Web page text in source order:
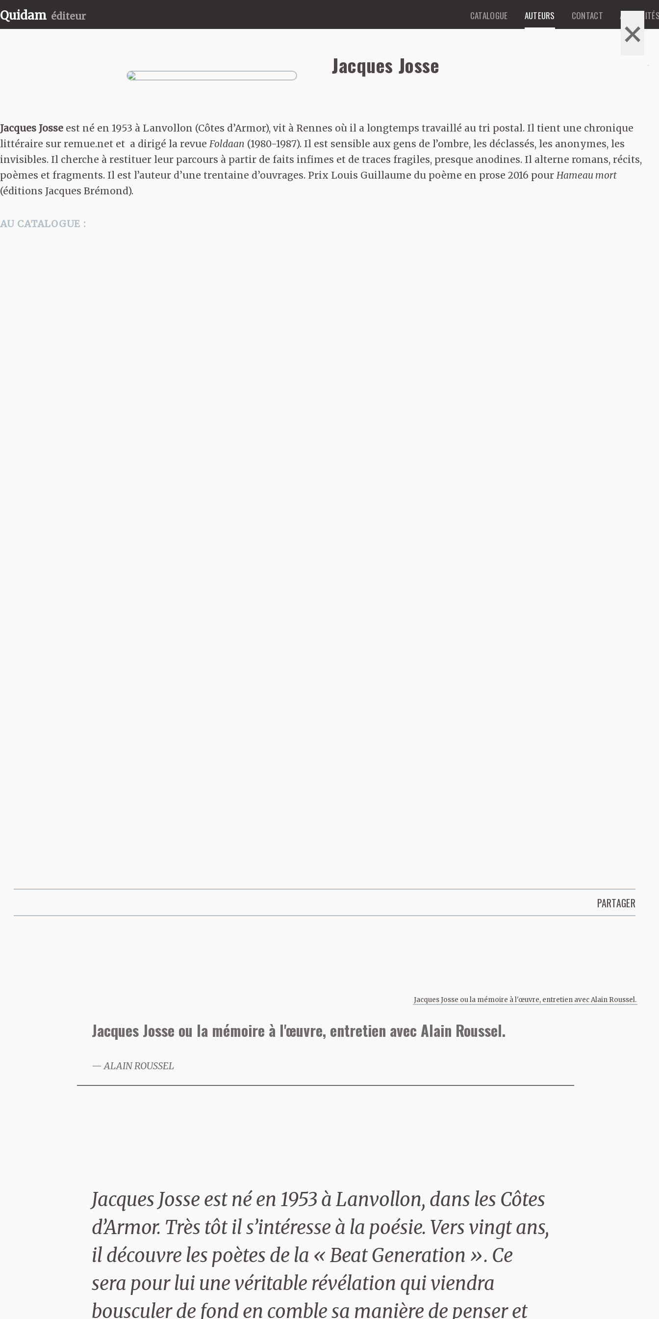
Quidam éditeur CATALOGUE AUTEURS CONTACT
Jacques Josse
Jacques Josse est né en 1953 à Lanvollon (Côtes d’Armor), vit à Rennes où il a longtemps travaillé au tri postal. Il tient une chronique
littéraire sur remue.net et a dirigé la revue Foldaan (1980-1987). Il est sensible aux gens de l’ombre, les déclassés, les anonymes, les
invisibles. Il cherche à restituer leur parcours à partir de faits infimes et de traces fragiles, presque anodines. Il alterne romans, récits,
poèmes et fragments. Il est l’auteur d’une trentaine d’ouvrages. Prix Louis Guillaume du poème en prose 2016 pour Hameau mort
(éditions Jacques Brémond).
AU CATALOGUE :
PARTAGER
Jacques Josse ou la mémoire à l'œuvre, entretien avec Alain Roussel.
×
Jacques Josse ou la mémoire à l'œuvre, entretien avec Alain Roussel.
ALAIN ROUSSEL
Jacques Josse est né en 1953 à Lanvollon, dans les Côtes
d’Armor. Très tôt il s’intéresse à la poésie. Vers vingt ans,
il découvre les poètes de la « Beat Generation ». Ce
sera pour lui une véritable révélation qui viendra
bousculer de fond en comble sa manière de penser et
×